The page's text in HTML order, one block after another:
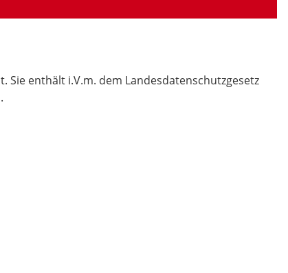
Sie enthält i.V.m. dem Landesdatenschutzgesetz